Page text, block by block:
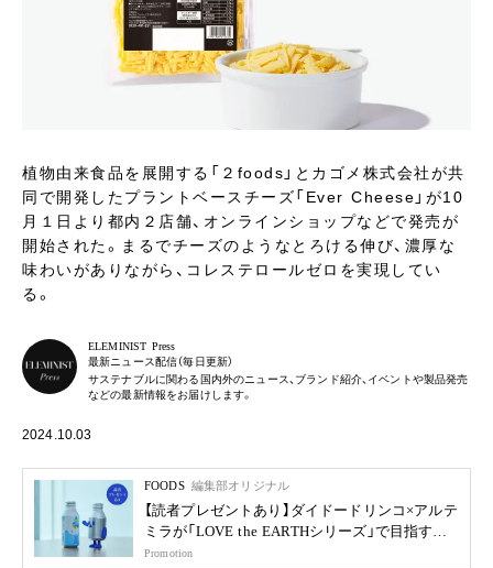
植物由来食品を展開する「２foods」とカゴメ株式会社が共
同で開発したプラントベースチーズ「Ever Cheese」が10
月１日より都内２店舗、オンラインショップなどで発売が
開始された。まるでチーズのようなとろける伸び、濃厚な
味わいがありながら、コレステロールゼロを実現してい
る。
ELEMINIST Press
最新ニュース配信（毎日更新）
サステナブルに関わる国内外のニュース、ブランド紹介、イベントや製品発売
などの最新情報をお届けします。
2024.10.03
FOODS 編集部オリジナル
【読者プレゼントあり】ダイドードリンコ×アルテ
ミラが「LOVE the EARTHシリーズ」で目指す未
来
Promotion